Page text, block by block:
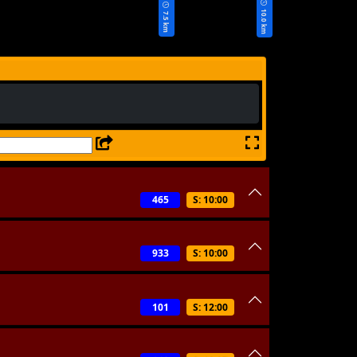
7.5 km 10.0 km
S: 10:00
465
S: 10:00
933
S: 12:00
101